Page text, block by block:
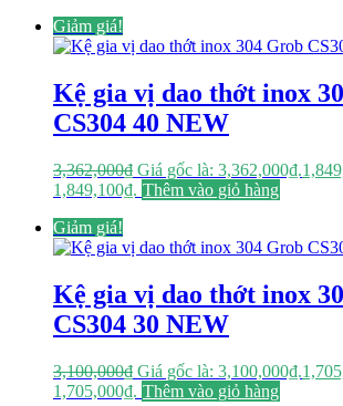
Giảm giá!
Kệ gia vị dao thớt inox
CS304 40 NEW
3,362,000₫ Giá gốc là: 3,362,000₫.
1,849,100₫. Thêm vào giỏ hàng
Giảm giá!
Kệ gia vị dao thớt inox
CS304 30 NEW
3,100,000₫ Giá gốc là: 3,100,000₫.
1,705,000₫. Thêm vào giỏ hàng